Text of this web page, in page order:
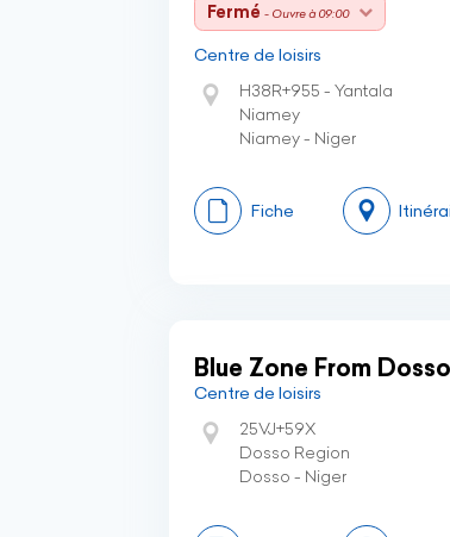
Fermé - Ouvre à 09:00
Centre de loisirs
H38R+955 - Yantala
Niamey
Niamey - Niger
Fiche
Blue Zone From Dosso
Centre de loisirs
25VJ+59X
Dosso Region
Dosso - Niger